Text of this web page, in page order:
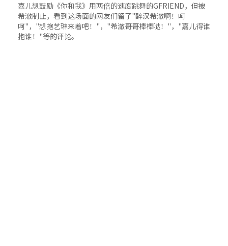
嘉儿想鼓励《你和我》用两倍的速度跳舞的GFRIEND，但被
希澈制止，看到这场面的网友们留了"醉汉希澈啊！呵
呵"，"想抱艺琳来着吧！"，"希澈哥哥棒棒哒！"，"嘉儿得谁
抱谁！"等的评论。